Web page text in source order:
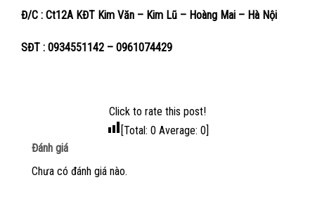
Đ/C : Ct12A KĐT Kim Văn – Kim Lũ – Hoàng Mai – Hà Nội
SĐT : 0934551142 – 0961074429
Click to rate this post!
[Total: 0 Average: 0
Đánh giá
Chưa có đánh giá nào.